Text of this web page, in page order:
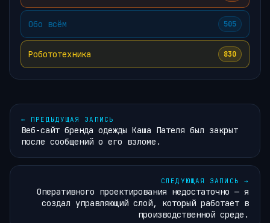
Обо всём 505
Робототехника 830
← ПРЕДЫДУЩАЯ ЗАПИСЬ
Веб-сайт бренда одежды Каша Пателя был закрыт
после сообщений о его взломе.
СЛЕДУЮЩАЯ ЗАПИСЬ →
Оперативного проектирования недостаточно — я
создал управляющий слой, который работает в
производственной среде.